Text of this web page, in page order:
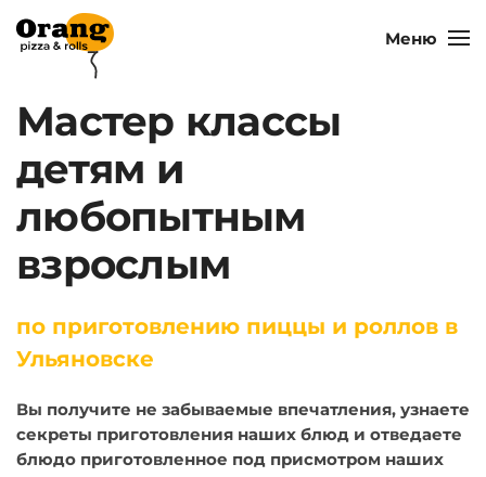
Меню
Мастер классы
детям и
любопытным
взрослым
по приготовлению пиццы и роллов в
Ульяновске
Вы получите не забываемые впечатления, узнаете
секреты приготовления наших блюд и отведаете
блюдо приготовленное под присмотром наших